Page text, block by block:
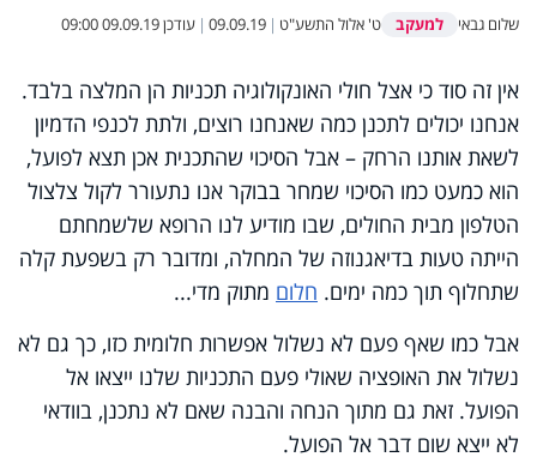
שלום גבאי למעקב ט' אלול התשע"ט |
09.09.19
| עודכן09.09.19 09:00
אין זה סוד כי אצל חולי האונקולוגיה תכניות הן המלצה בלבד.
אנחנו יכולים לתכנן כמה שאנחנו רוצים, ולתת לכנפי הדמיון
לשאת אותנו הרחק – אבל הסיכוי שהתכנית אכן תצא לפועל,
הוא כמעט כמו הסיכוי שמחר בבוקר אנו נתעורר לקול צלצול
הטלפון מבית החולים, שבו מודיע לנו הרופא שלשמחתם
הייתה טעות בדיאגנוזה של המחלה, ומדובר רק בשפעת קלה
שתחלוף תוך כמה ימים. חלום מתוק מדי...
אבל כמו שאף פעם לא נשלול אפשרות חלומית כזו, כך גם לא
נשלול את האופציה שאולי פעם התכניות שלנו ייצאו אל
הפועל. זאת גם מתוך הנחה והבנה שאם לא נתכנן, בוודאי
לא ייצא שום דבר אל הפועל.